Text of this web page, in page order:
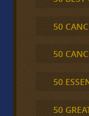
50
50
50
50